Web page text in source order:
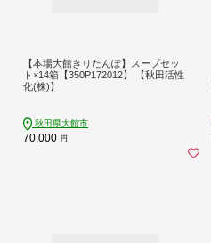
【本場大館きりたんぽ】スープセッ
ト×14箱【350P172012】 【秋田活性
化(株)】
秋田県大館市
70,000 円